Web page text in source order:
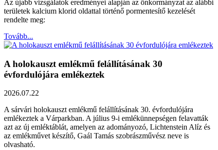
Az újabb vizsgálatok eredményei alapján az önkormányzat az alábbi
területek kalcium klorid oldattal történő pormentesítő kezelését
rendelte meg:
Tovább...
A holokauszt emlékmű felállításának 30
évfordulójára emlékeztek
2026.07.22
A sárvári holokauszt emlékmű felállításának 30. évfordulójára
emlékeztek a Várparkban. A július 9-i emlékünnepségen felavatták
azt az új emléktáblát, amelyen az adományozó, Lichtenstein Alíz és
az emlékművet készítő, Gaál Tamás szobrászművész neve is
olvasható.